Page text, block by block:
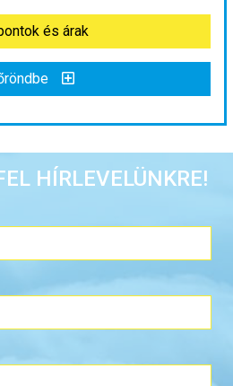
és árak
és árak
Colombo
(két különálló ágyas) szoba
11 éj
HÍRLEVELÜNKRE!